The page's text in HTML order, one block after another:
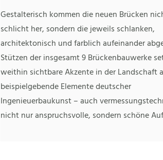
Gestalterisch kommen die neuen Brücken
schlicht her, sondern die jeweils schlanken,
architektonisch und farblich aufeinander
Stützen der insgesamt 9 Brückenbauwerke
weithin sichtbare Akzente in der Landschaft
beispielgebende Elemente deutscher
Ingenieuerbaukunst – auch
nicht nur anspruchsvolle, sondern schöne